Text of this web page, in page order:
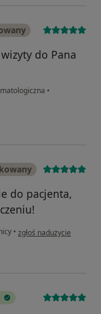
do Pana
•
do pacjenta,
• w opinii użytkownika
zgłoś nadużycie